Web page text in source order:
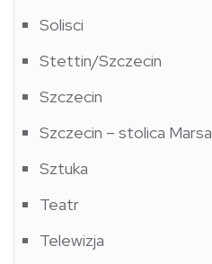
Solisci
Stettin/Szczecin
Szczecin
Szczecin – stolica Marsa
Sztuka
Teatr
Telewizja